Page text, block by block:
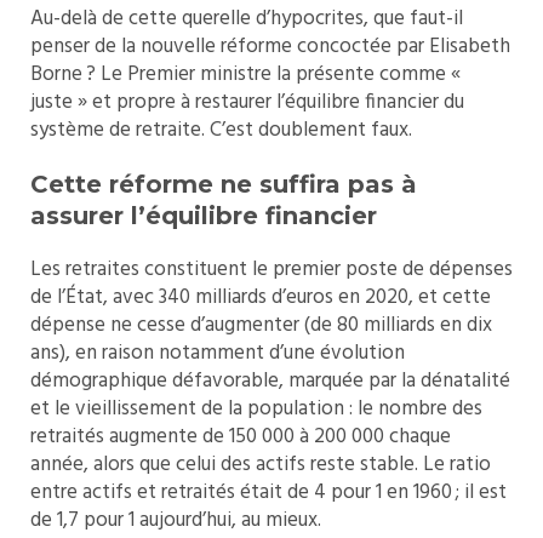
Au-delà de cette querelle d’hypocrites, que faut-il
penser de la nouvelle réforme concoctée par Elisabeth
Borne ? Le Premier ministre la présente comme «
juste » et propre à restaurer l’équilibre financier du
système de retraite. C’est doublement faux.
Cette réforme ne suffira pas à
assurer l’équilibre financier
Les retraites constituent le premier poste de dépenses
de l’État, avec 340 milliards d’euros en 2020, et cette
dépense ne cesse d’augmenter (de 80 milliards en dix
ans), en raison notamment d’une évolution
démographique défavorable, marquée par la dénatalité
et le vieillissement de la population : le nombre des
retraités augmente de 150 000 à 200 000 chaque
année, alors que celui des actifs reste stable. Le ratio
entre actifs et retraités était de 4 pour 1 en 1960 ; il est
de 1,7 pour 1 aujourd’hui, au mieux.